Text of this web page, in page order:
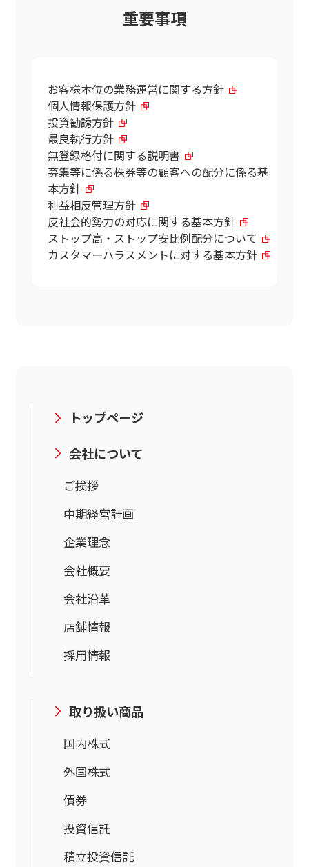
重要事項
お客様本位の業務運営に関する方針
個人情報保護方針
投資勧誘方針
最良執行方針
無登録格付に関する説明書
募集等に係る株券等の顧客への配分に係る基
本方針
利益相反管理方針
反社会的勢力の対応に関する基本方針
ストップ高・ストップ安比例配分について
カスタマーハラスメントに対する基本方針
トップページ
会社について
ご挨拶
中期経営計画
企業理念
会社概要
会社沿革
店舗情報
採用情報
取り扱い商品
国内株式
外国株式
債券
投資信託
積立投資信託